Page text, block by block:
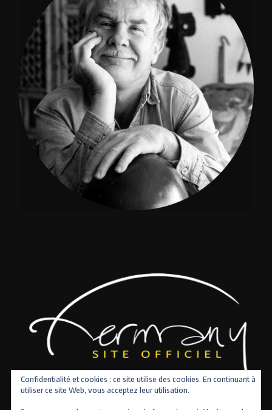
Confidentialité et cookies : ce site utilise des cookies. En continuant à
utiliser ce site Web, vous acceptez leur utilisation.